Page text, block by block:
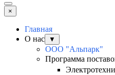
×
Главная
О нас
▼
ООО "Альпарк"
Программа